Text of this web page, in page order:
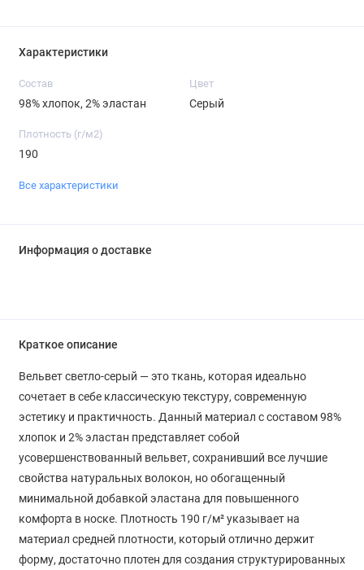
Характеристики
Состав
98% хлопок, 2% эластан
Цвет
Серый
Плотность (г/м2)
190
Все характеристики
Информация о доставке
Краткое описание
Вельвет светло-серый — это ткань, которая идеально
сочетает в себе классическую текстуру, современную
эстетику и практичность. Данный материал с составом 98%
хлопок и 2% эластан представляет собой
усовершенствованный вельвет, сохранивший все лучшие
свойства натуральных волокон, но обогащенный
минимальной добавкой эластана для повышенного
комфорта в носке. Плотность 190 г/м² указывает на
материал средней плотности, который отлично держит
форму, достаточно плотен для создания структурированных